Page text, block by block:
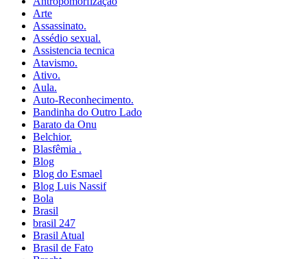
Arte
Assassinato.
Assédio sexual.
Assistencia tecnica
Atavismo.
Ativo.
Aula.
Auto-Reconhecimento.
Bandinha do Outro Lado
Barato da Onu
Belchior.
Blasfêmia .
Blog
Blog do Esmael
Blog Luis Nassif
Bola
Brasil
brasil 247
Brasil Atual
Brasil de Fato